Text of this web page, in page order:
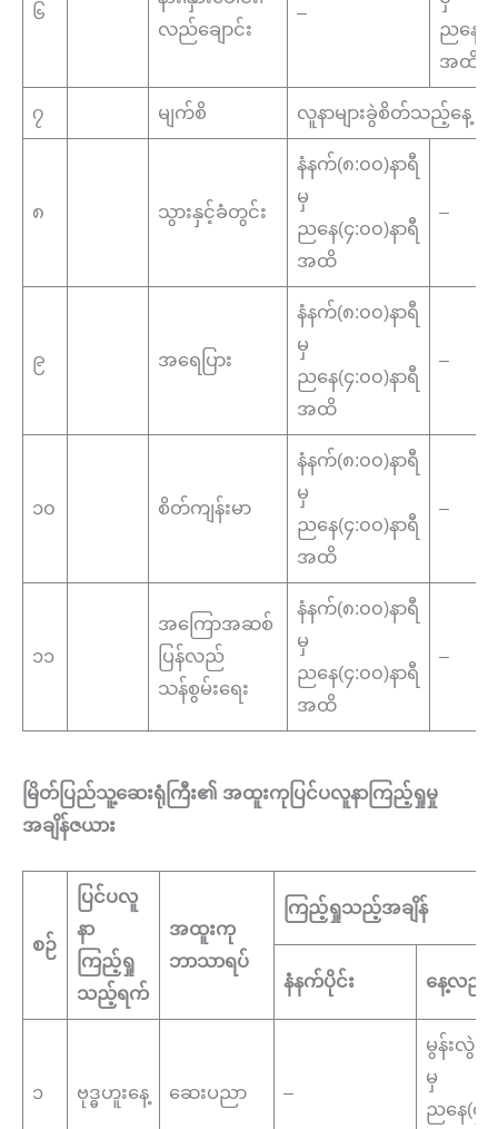
၆
လည်ချောင်း
–
ညနေ(၄
အထိ
၇ မျက်စိ လူနာများခွဲစိတ်သည့်နေ့
၈ သွားနှင့်ခံတွင်း
နံနက်(၈:၀၀)နာရီ
မှ
ညနေ(၄:၀၀)နာရီ
အထိ
–
၉ အရေပြား
နံနက်(၈:၀၀)နာရီ
မှ
ညနေ(၄:၀၀)နာရီ
အထိ
–
၁၀ စိတ်ကျန်းမာ
နံနက်(၈:၀၀)နာရီ
မှ
ညနေ(၄:၀၀)နာရီ
အထိ
–
၁၁
အကြောအဆစ်
ပြန်လည်
သန်စွမ်းရေး
နံနက်(၈:၀၀)နာရီ
မှ
ညနေ(၄:၀၀)နာရီ
အထိ
–
မြိတ်ပြည်သူ့ဆေးရုံကြီး၏ အထူးကု ပြင်ပလူနာကြည့်ရှုမှု
အချိန်ဇယား
စဉ်
ပြင်ပလူ
နာ
ကြည့်ရှု
သည့်ရက်
အထူးကု
ဘာသာရပ်
ကြည့်ရှုသည့်အချိန်
နံနက်ပိုင်း နေ့လည်ပို
၁ ဗုဒ္ဓဟူးနေ့ ဆေးပညာ –
မွန်းလွဲ(၂
မှ
ညနေ(၄: